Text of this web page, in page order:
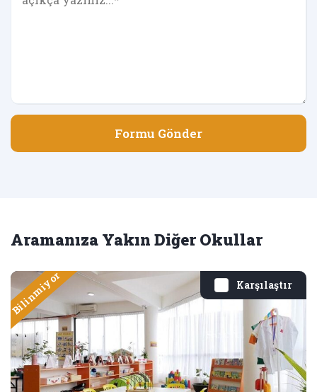
Formu Gönder
Aramanıza Yakın Diğer Okullar
Karşılaştır
Bilinmiyor